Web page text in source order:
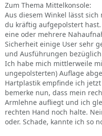
Zum Thema Mittelkonsole:
Aus diesem Winkel lässt
du kräftig aufgepolstert
eine oder mehrere
Sicherheit einige User sehr
und Ausführungen
Ich habe mich mittlerweile
ungepolsterten) Auflage
Hartplastik empfinde ich
bemerke nun, dass mein
Armlehne aufliegt und ich
rechten Hand noch halte.
oder. Schade, kannte ich so